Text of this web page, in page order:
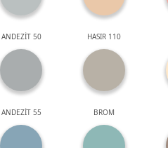
ANDEZİT 50 HASIR 110
ANDEZİT 55 BROM